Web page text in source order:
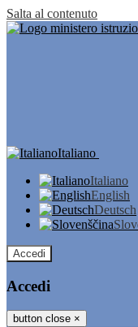
Salta al contenuto
Italiano
Italiano
English
Deutsch
Accedi
Accedi
button close ×